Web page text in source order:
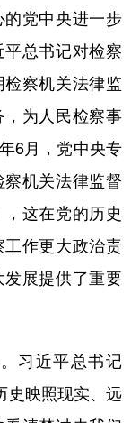
党中央进一步
总书记对检察
察机关法律监
为人民检察事
6月，党中央专
机关法律监督
这在党的历史
工作更大政治责
展提供了重要
习近平总书记
史映照现实、远